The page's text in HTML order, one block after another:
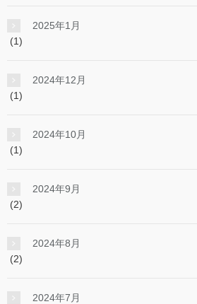
2025年1月
(1)
2024年12月
(1)
2024年10月
(1)
2024年9月
(2)
2024年8月
(2)
2024年7月